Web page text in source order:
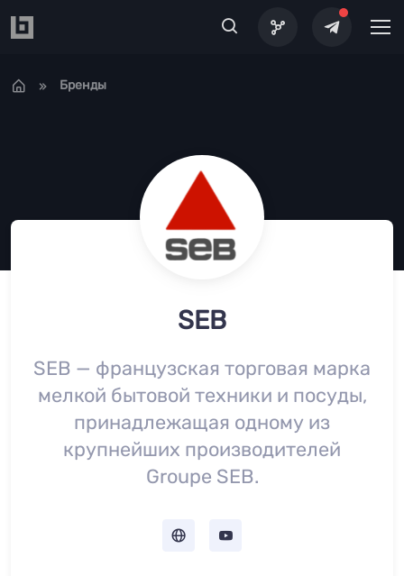
Бренды
SEB
SEB — французская торговая марка
мелкой бытовой техники и посуды,
принадлежащая одному из
крупнейших производителей
Groupe SEB.